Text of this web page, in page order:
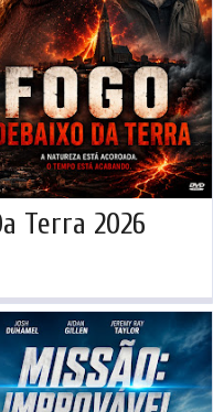
Terra 2026